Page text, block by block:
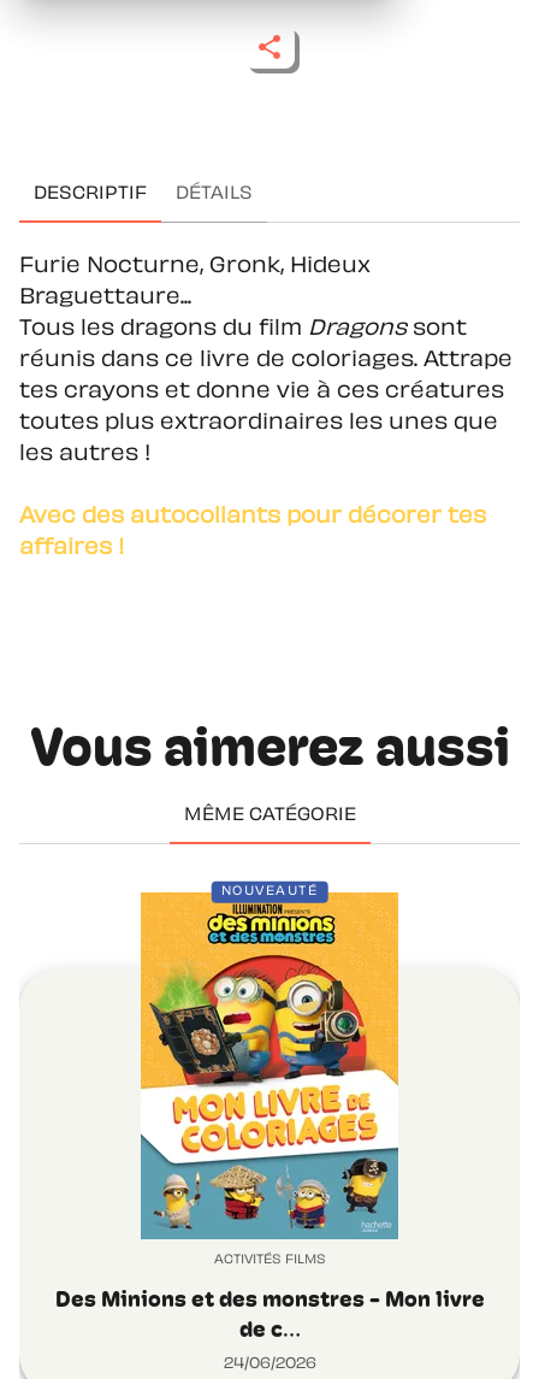
DESCRIPTIF DÉTAILS
Furie Nocturne, Gronk, Hideux
Braguettaure...
Tous les dragons du film Dragons sont
réunis dans ce livre de coloriages. Attrape
tes crayons et donne vie à ces créatures
toutes plus extraordinaires les unes que
les autres !
Avec des autocollants pour décorer tes
affaires !
Vous aimerez aussi
MÊME CATÉGORIE
NOUVEAUTÉ
ACTIVITÉS FILMS
Des Minions et des monstres - Mon livre
de c…
24/06/2026